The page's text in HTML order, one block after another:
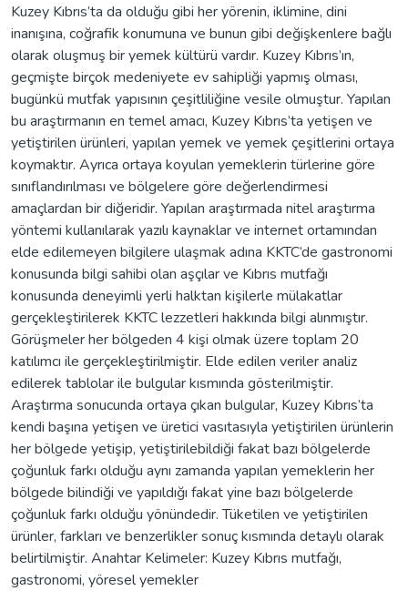
Kuzey Kıbrıs’ta da olduğu gibi her yörenin, iklimine, dini
inanışına, coğrafik konumuna ve bunun gibi değişkenlere bağlı
olarak oluşmuş bir yemek kültürü vardır. Kuzey Kıbrıs’ın,
geçmişte birçok medeniyete ev sahipliği yapmış olması,
bugünkü mutfak yapısının çeşitliliğine vesile olmuştur. Yapılan
bu araştırmanın en temel amacı, Kuzey Kıbrıs’ta yetişen ve
yetiştirilen ürünleri, yapılan yemek ve yemek çeşitlerini ortaya
koymaktır. Ayrıca ortaya koyulan yemeklerin türlerine göre
sınıflandırılması ve bölgelere göre değerlendirmesi
amaçlardan bir diğeridir. Yapılan araştırmada nitel araştırma
yöntemi kullanılarak yazılı kaynaklar ve internet ortamından
elde edilemeyen bilgilere ulaşmak adına KKTC’de gastronomi
konusunda bilgi sahibi olan aşçılar ve Kıbrıs mutfağı
konusunda deneyimli yerli halktan kişilerle mülakatlar
gerçekleştirilerek KKTC lezzetleri hakkında bilgi alınmıştır.
Görüşmeler her bölgeden 4 kişi olmak üzere toplam 20
katılımcı ile gerçekleştirilmiştir. Elde edilen veriler analiz
edilerek tablolar ile bulgular kısmında gösterilmiştir.
Araştırma sonucunda ortaya çıkan bulgular, Kuzey Kıbrıs’ta
kendi başına yetişen ve üretici vasıtasıyla yetiştirilen ürünlerin
her bölgede yetişip, yetiştirilebildiği fakat bazı bölgelerde
çoğunluk farkı olduğu aynı zamanda yapılan yemeklerin her
bölgede bilindiği ve yapıldığı fakat yine bazı bölgelerde
çoğunluk farkı olduğu yönündedir. Tüketilen ve yetiştirilen
ürünler, farkları ve benzerlikler sonuç kısmında detaylı olarak
belirtilmiştir. Anahtar Kelimeler: Kuzey Kıbrıs mutfağı,
gastronomi, yöresel yemekler